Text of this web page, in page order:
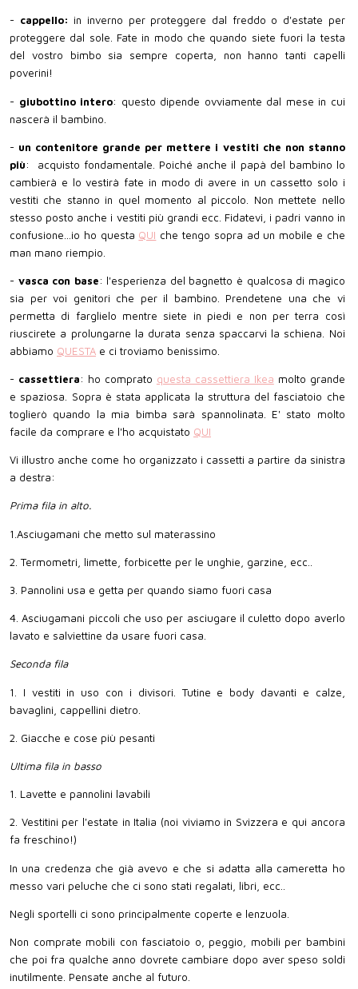
- cappello: in inverno per proteggere dal freddo o d'estate per
proteggere dal sole. Fate in modo che quando siete fuori la testa
del vostro bimbo sia sempre coperta, non hanno tanti capelli
poverini!
- giubottino intero: questo dipende ovviamente dal mese in cui
nascerà il bambino.
- un contenitore grande per mettere i vestiti che non stanno
più: acquisto fondamentale. Poiché anche il papà del bambino lo
cambierà e lo vestirà fate in modo di avere in un cassetto solo i
vestiti che stanno in quel momento al piccolo. Non mettete nello
stesso posto anche i vestiti più grandi ecc. Fidatevi, i padri vanno in
confusione...io ho questa QUI che tengo sopra ad un mobile e che
man mano riempio.
- vasca con base: l'esperienza del bagnetto è qualcosa di magico
sia per voi genitori che per il bambino. Prendetene una che vi
permetta di farglielo mentre siete in piedi e non per terra così
riuscirete a prolungarne la durata senza spaccarvi la schiena. Noi
abbiamo QUESTA e ci troviamo benissimo.
- cassettiera: ho comprato questa cassettiera Ikea molto grande
e spaziosa. Sopra è stata applicata la struttura del fasciatoio che
toglierò quando la mia bimba sarà spannolinata. E' stato molto
facile da comprare e l'ho acquistato QUI
Vi illustro anche come ho organizzato i cassetti a partire da sinistra
a destra:
Prima fila in alto.
1.Asciugamani che metto sul materassino
2. Termometri, limette, forbicette per le unghie, garzine, ecc..
3. Pannolini usa e getta per quando siamo fuori casa
4. Asciugamani piccoli che uso per asciugare il culetto dopo averlo
lavato e salviettine da usare fuori casa.
Seconda fila
1. I vestiti in uso con i divisori. Tutine e body davanti e calze,
bavaglini, cappellini dietro.
2. Giacche e cose più pesanti
Ultima fila in basso
1. Lavette e pannolini lavabili
2. Vestitini per l'estate in Italia (noi viviamo in Svizzera e qui ancora
fa freschino!)
In una credenza che già avevo e che si adatta alla cameretta ho
messo vari peluche che ci sono stati regalati, libri, ecc..
Negli sportelli ci sono principalmente coperte e lenzuola.
Non comprate mobili con fasciatoio o, peggio, mobili per bambini
che poi fra qualche anno dovrete cambiare dopo aver speso soldi
inutilmente. Pensate anche al futuro.